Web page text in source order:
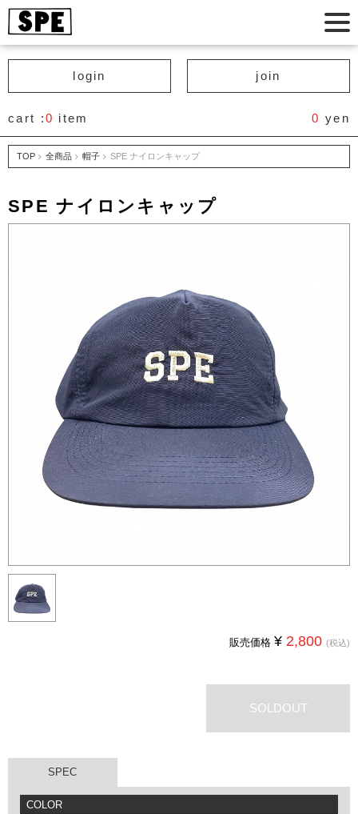
login join
cart :0 item 0 yen
TOP 全商品 帽子 SPE ナイロンキャップ
SPE ナイロンキャップ
販売価格 ¥ 2,800 (税込)
SOLDOUT
SPEC
COLOR